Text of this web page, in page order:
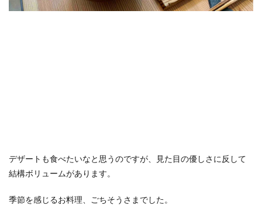
デザートも食べたいなと思うのですが、見た目の優しさに反して
結構ボリュームがあります。
季節を感じるお料理、ごちそうさまでした。